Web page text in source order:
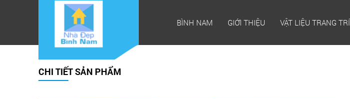
BÌNH NAM GIỚI THIỆU VẬT LIỆU TRANG TRÍ
CHI TIẾT SẢN PHẨM